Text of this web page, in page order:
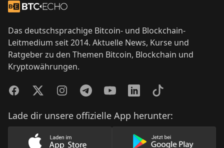
Zur Startseite
Das deutschsprachige Bitcoin- und Blockchain-
Leitmedium seit 2014. Aktuelle News, Kurse und
Ratgeber zu den Themen Bitcoin, Blockchain und
Kryptowährungen.
FacebookTwitterInstagramTelegramYouTubeLinkedInTikTok
Lade dir unsere offizielle App herunter: